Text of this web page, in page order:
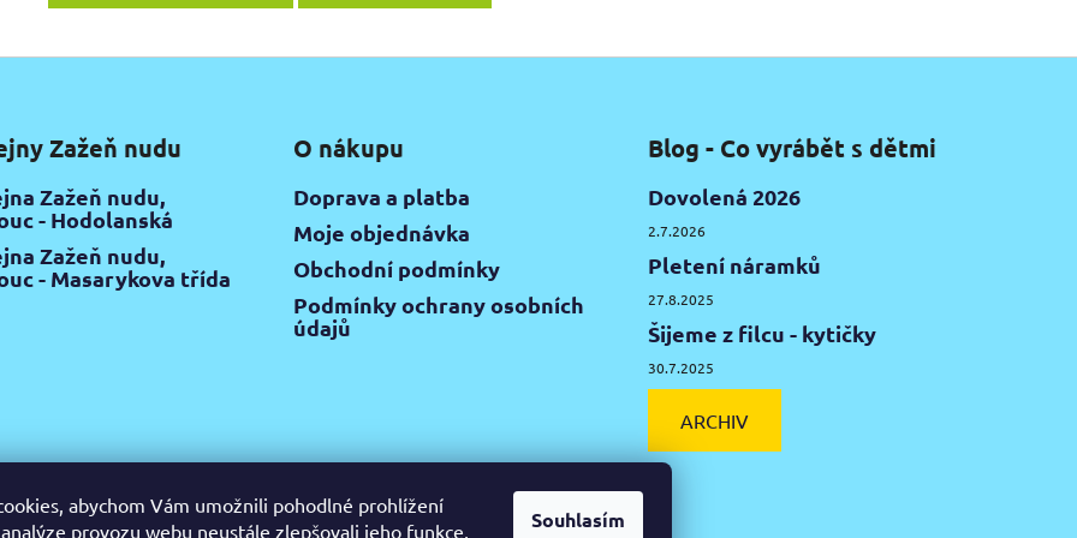
abychom Vám umožnili pohodlné prohlížení
provozu webu neustále zlepšovali jeho funkce,
Souhlasím
Zažeň nudu
Zažeň nudu,
- Hodolanská
Zažeň nudu,
- Masarykova třída
O nákupu
Doprava a platba
Moje objednávka
Obchodní podmínky
Podmínky ochrany osobních
údajů
Blog - Co vyrábět s dětmi
Dovolená 2026
2.7.2026
Pletení náramků
27.8.2025
Šijeme z filcu - kytičky
30.7.2025
ARCHIV